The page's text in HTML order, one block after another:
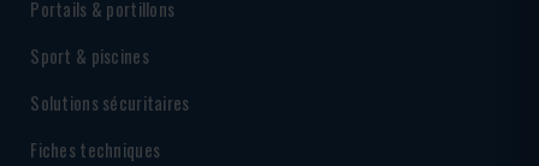
Portails & portillons
Sport & piscines
Solutions sécuritaires
Fiches techniques